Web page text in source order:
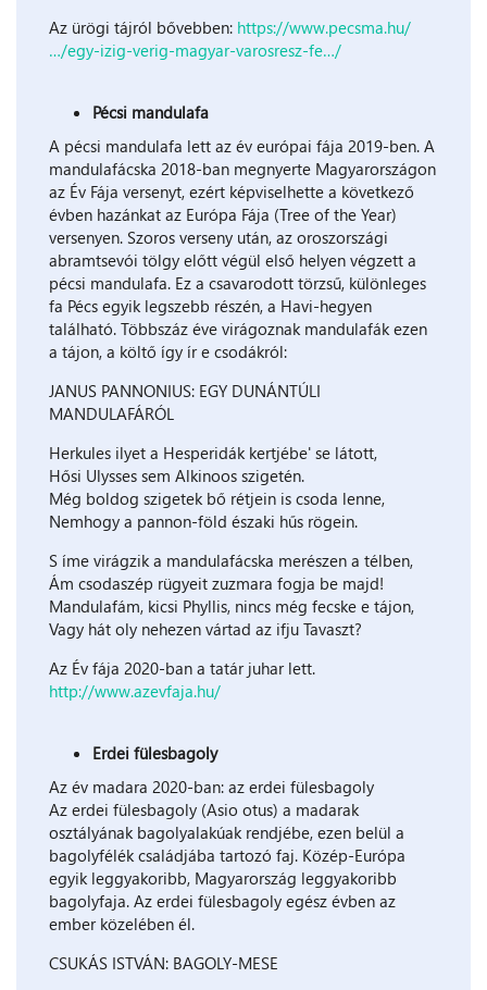
Az ürögi tájról bővebben: https://www.pecsma.hu/
…/egy-izig-verig-magyar-varosresz-fe…/
Pécsi mandulafa
A pécsi mandulafa lett az év európai fája 2019-ben. A
mandulafácska 2018-ban megnyerte Magyarországon
az Év Fája versenyt, ezért képviselhette a következő
évben hazánkat az Európa Fája (Tree of the Year)
versenyen. Szoros verseny után, az oroszországi
abramtsevói tölgy előtt végül első helyen végzett a
pécsi mandulafa. Ez a csavarodott törzsű, különleges
fa Pécs egyik legszebb részén, a Havi-hegyen
található. Többszáz éve virágoznak mandulafák ezen
a tájon, a költő így ír e csodákról:
JANUS PANNONIUS: EGY DUNÁNTÚLI
MANDULAFÁRÓL
Herkules ilyet a Hesperidák kertjébe' se látott,
Hősi Ulysses sem Alkinoos szigetén.
Még boldog szigetek bő rétjein is csoda lenne,
Nemhogy a pannon-föld északi hűs rögein.
S íme virágzik a mandulafácska merészen a télben,
Ám csodaszép rügyeit zuzmara fogja be majd!
Mandulafám, kicsi Phyllis, nincs még fecske e tájon,
Vagy hát oly nehezen vártad az ifju Tavaszt?
Az Év fája 2020-ban a tatár juhar lett.
http://www.azevfaja.hu/
Erdei fülesbagoly
Az év madara 2020-ban: az erdei fülesbagoly
Az erdei fülesbagoly (Asio otus) a madarak
osztályának bagolyalakúak rendjébe, ezen belül a
bagolyfélék családjába tartozó faj. Közép-Európa
egyik leggyakoribb, Magyarország leggyakoribb
bagolyfaja. Az erdei fülesbagoly egész évben az
ember közelében él.
CSUKÁS ISTVÁN: BAGOLY-MESE